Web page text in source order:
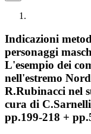
Indicazioni
personaggi
L'esempio dei
nell'estremo
R.Rubinacci nel
cura di
pp.199-218 +